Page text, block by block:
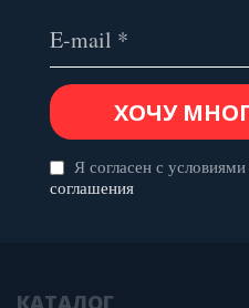
Я согласен с условиями
соглашения
КАТАЛОГ